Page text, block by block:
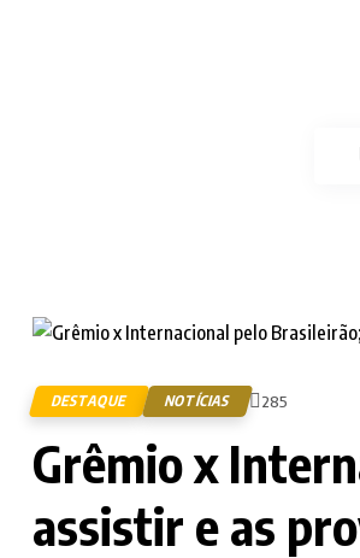
DESTAQUE NOTÍCIAS 285
Grêmio x
assistir e as